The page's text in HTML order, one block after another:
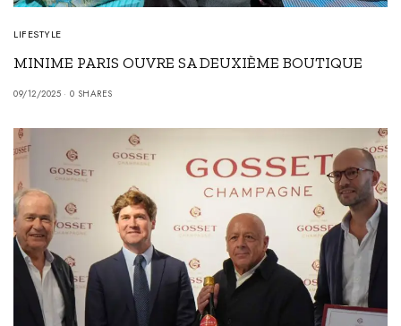
LIFESTYLE
MINIME PARIS OUVRE SA DEUXIÈME BOUTIQUE
09/12/2025 0 SHARES